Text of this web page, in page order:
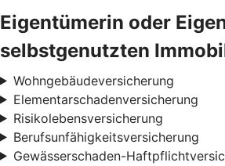
Eigentümerin oder
selbstgenutzten
Wohngebäudeversicherung
Elementarschadenversicherung
Risikolebensversicherung
Berufsunfähigkeitsversicherung
Gewässerschaden-